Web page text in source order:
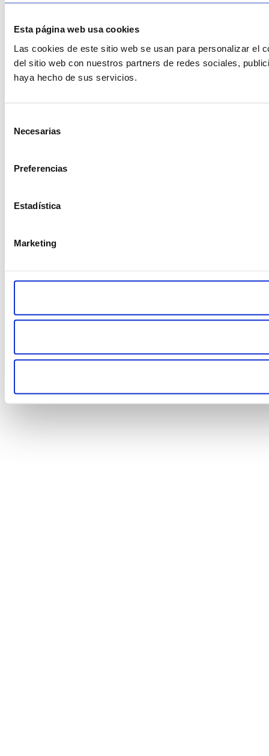
Esta página web usa cookies
Las cookies de este sitio web se usan para personalizar el
del sitio web con nuestros partners de redes sociales,
haya hecho de sus servicios.
Necesarias
Preferencias
Estadística
Marketing